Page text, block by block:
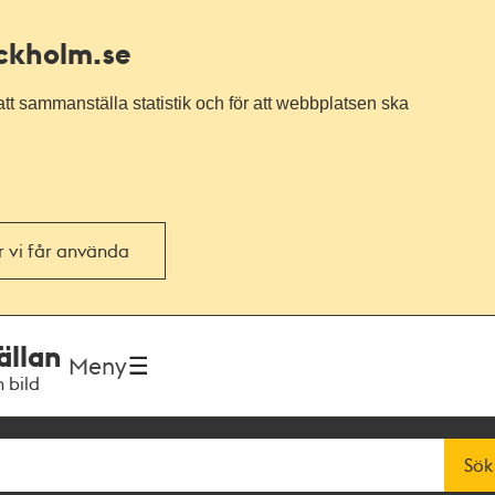
sammanställa statistik och för att webbplatsen ska
vi får använda
bild
Meny
Sök